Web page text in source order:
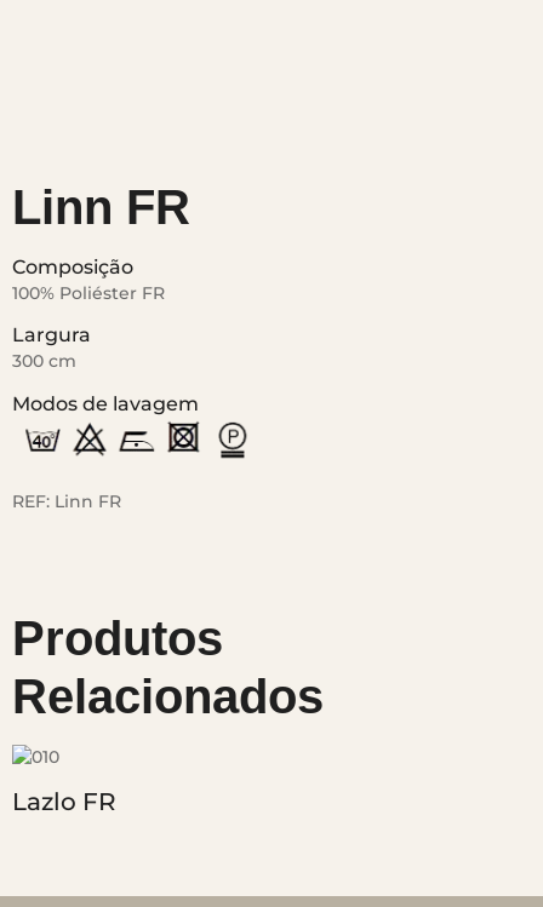
Linn FR
Composição
100% Poliéster FR
Largura
300 cm
Modos de lavagem
REF: Linn FR
Produtos
Relacionados
Lazlo FR